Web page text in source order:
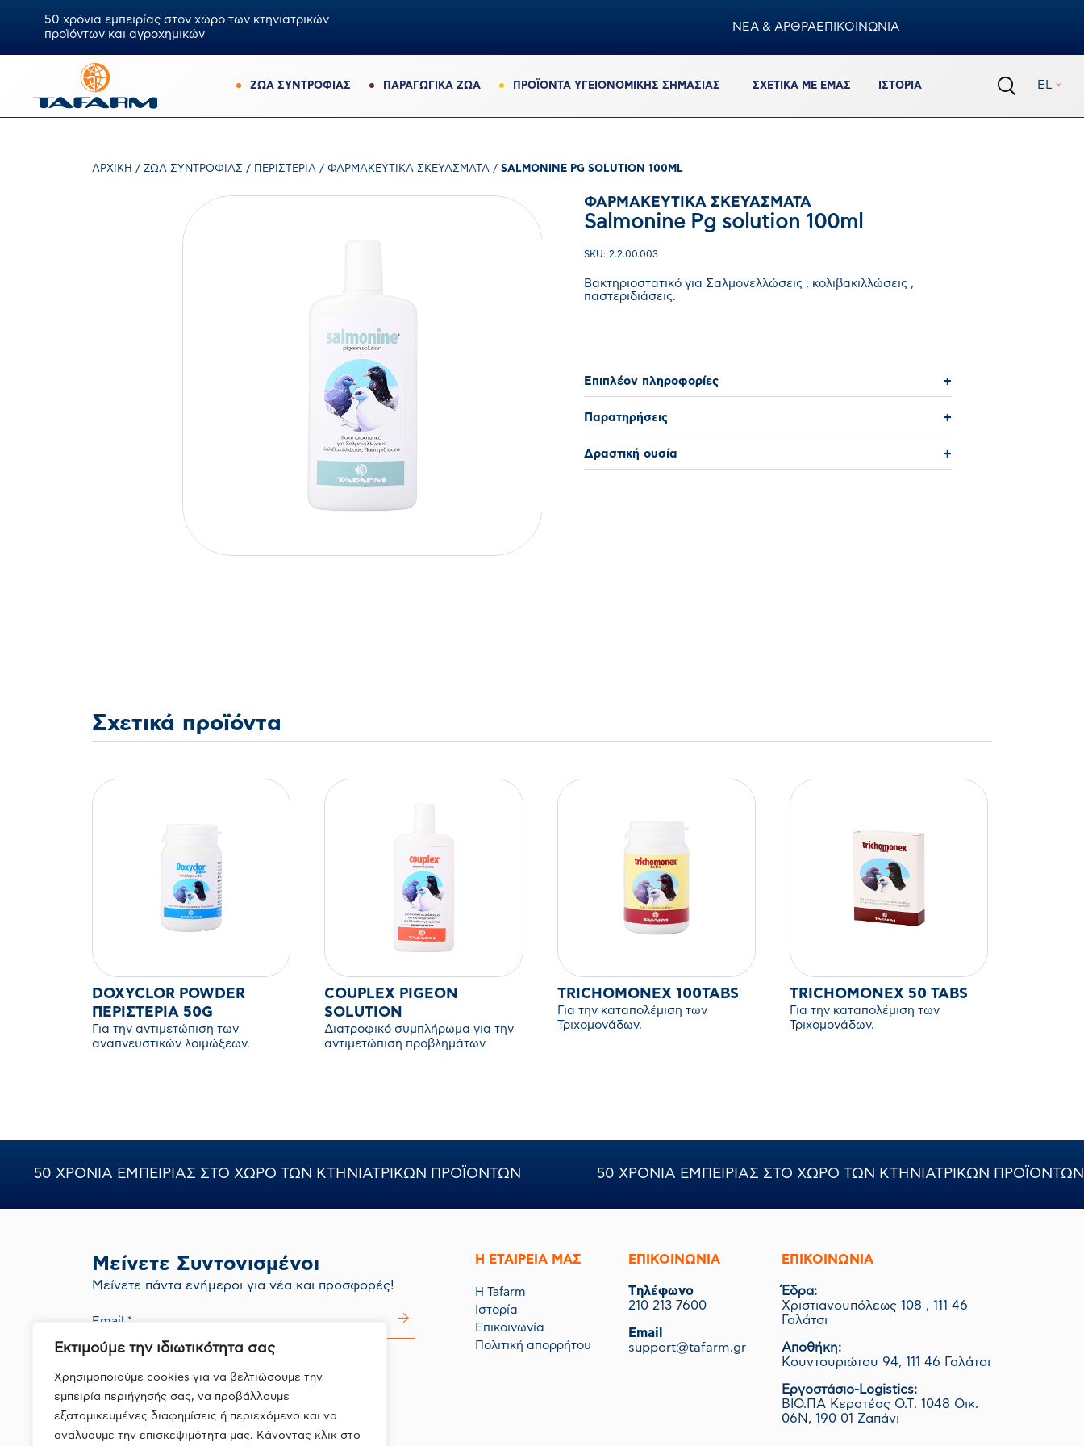
Εκτιμούμε την ιδιωτικότητα σας
Χρησιμοποιούμε cookies για να βελτιώσουμε την
εμπειρία περιήγησής σας, να προβάλλουμε
εξατομικευμένες διαφημίσεις ή περιεχόμενο και να
αναλύουμε την επισκεψιμότητα μας. Κάνοντας κλικ στο
50 χρόνια εμπειρίας στον χώρο των κτηνιατρικών
προϊόντων και αγροχημικών
ΝΕΑ & ΑΡΘΡΑΕΠΙΚΟΙΝΩΝΙΑ
ΖΩΑ ΣΥΝΤΡΟΦΙΑΣ ΠΑΡΑΓΩΓΙΚΆ ΖΏΑ ΠΡΟΪΟΝΤΑ ΥΓΕΙΟΝΟΜΙΚΗΣ ΣΗΜΑΣΙΑΣ ΣΧΕΤΙΚΆ ΜΕ ΕΜΆΣ ΙΣΤΟΡΊΑ EL
ΑΡΧΙΚΉ / ΖΏΑ ΣΥΝΤΡΟΦΙΆΣ / ΠΕΡΙΣΤΈΡΙΑ / ΦΑΡΜΑΚΕΥΤΙΚΆ ΣΚΕΥΆΣΜΑΤΑ / SALMONINE PG SOLUTION 100ML
ΦΑΡΜΑΚΕΥΤΙΚΆ ΣΚΕΥΆΣΜΑΤΑ
Salmonine Pg solution 100ml
SKU: 2.2.00.003
Βακτηριοστατικό για Σαλμονελλώσεις , κολιβακιλλώσεις ,
παστεριδιάσεις.
Επιπλέον πληροφορίες +
Παρατηρήσεις +
Δραστική ουσία +
Σχετικά προϊόντα
DOXYCLOR POWDER
ΠΕΡΙΣΤΈΡΙΑ 50G
Για την αντιμετώπιση των
αναπνευστικών λοιμώξεων.
COUPLEX PIGEON
SOLUTION
Διατροφικό συμπλήρωμα για την
αντιμετώπιση προβλημάτων
TRICHOMONEX 100TABS
Για την καταπολέμιση των
Τριχομονάδων.
TRICHOMONEX 50 TABS
Για την καταπολέμιση των
Τριχομονάδων.
50 ΧΡΟΝΙΑ ΕΜΠΕΙΡΙΑΣ ΣΤΟ ΧΩΡΟ ΤΩΝ ΚΤΗΝΙΑΤΡΙΚΩΝ ΠΡΟΪΟΝΤΩΝ 50 ΧΡΟΝΙΑ ΕΜΠΕΙΡΙΑΣ ΣΤΟ ΧΩΡΟ ΤΩΝ ΚΤΗΝΙΑΤΡΙΚΩΝ ΠΡΟΪΟΝΤΩΝ
Μείνετε Συντονισμένοι
Mείνετε πάντα ενήμεροι για νέα και προσφορές!
Η ΕΤΑΙΡΕΙΑ ΜΑΣ
Η Tafarm
Ιστορία
Επικοινωνία
Πολιτική απορρήτου
ΕΠΙΚΟΙΝΩΝΙΑ
Tηλέφωνο
210 213 7600
Email
support@tafarm.gr
ΕΠΙΚΟΙΝΩΝΊΑ
Έδρα:
Χριστιανουπόλεως 108 , 111 46
Γαλάτσι
Αποθήκη:
Κουντουριώτου 94, 111 46 Γαλάτσι
Εργοστάσιο-Logistics:
ΒΙΟ.ΠΑ Κερατέας Ο.Τ. 1048 Οικ.
06Ν, 190 01 Ζαπάνι
ΠΡΟΒΟΛΗ ΚΑΛΑΘΙΟΥ
Πρόσθεσε ακόμα 150.00€ για να έχεις δωρεάν
μεταφορικά